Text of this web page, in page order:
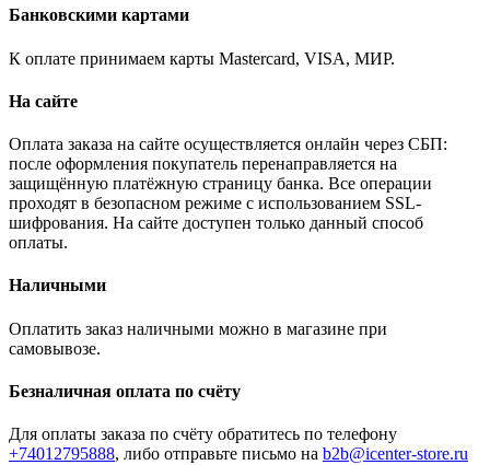
Банковскими картами
К оплате принимаем карты Mastercard, VISA, МИР.
На сайте
Оплата заказа на сайте осуществляется онлайн через СБП:
после оформления покупатель перенаправляется на
защищённую платёжную страницу банка. Все операции
проходят в безопасном режиме с использованием SSL-
шифрования. На сайте доступен только данный способ
оплаты.
Наличными
Оплатить заказ наличными можно в магазине при
самовывозе.
Безналичная оплата по счёту
Для оплаты заказа по счёту обратитесь по телефону
+74012795888, либо отправьте письмо на b2b@icenter-store.ru